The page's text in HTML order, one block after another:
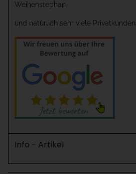
Weihenstephan
und natürlich sehr viele Privatkunden
Info - Artikel